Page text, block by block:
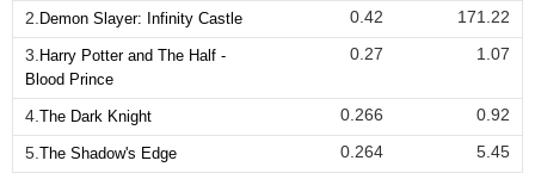
2. Demon Slayer: Infinity Castle 0.42
171.22
3. Harry Potter and The Half -
Blood Prince
0.27 1.07
4. The Dark Knight 0.266
0.92
5. The Shadow's Edge 0.264 5.45